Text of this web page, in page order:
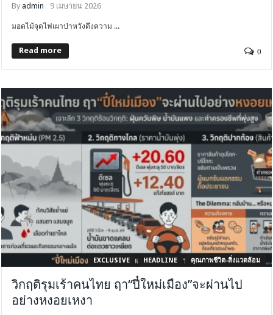
By admin 9 เมษายน 2026
มอดไม้จุดไฟเผาป่าหวังดึงความ ...
Read more 0
EXCLUSIVE HEADLINE คุณภาพชีวิต-สิ่งแวดล้อม
วิกฤติรุมเร้าคนไทย ฤา“ปี๋ใหม่เมือง”จะผ่านไป
อย่างหงอยเหงา